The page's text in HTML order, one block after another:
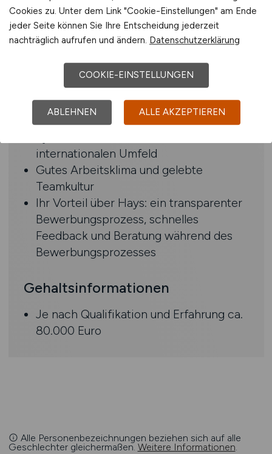
Englischkenntnisse in Wort und Schrift
Strukturierte, analytische und
eigenverantwortliche Arbeitsweise
Abwechslungsreiche und
verantwortungsvolle Aufgaben in einem
internationalen Umfeld
Gutes Arbeitsklima und gelebte
Teamkultur
Ihr Vorteil über Hays: ein transparenter
Bewerbungsprozess, schnelles
Feedback und Beratung während des
Bewerbungsprozesses
Gehaltsinformationen
Je nach Qualifikation und Erfahrung ca.
80.000 Euro
Alle Personenbezeichnungen beziehen sich auf alle
Geschlechter gleichermaßen. Weitere Informationen.
Cookies zu. Unter dem Link "Cookie-Einstellungen" am Ende
jeder Seite können Sie Ihre Entscheidung jederzeit
nachträglich aufrufen und ändern. Datenschutzerklärung
COOKIE-EINSTELLUNGEN
ABLEHNEN ALLE AKZEPTIEREN